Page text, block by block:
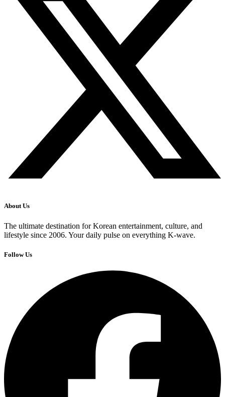
About Us
The ultimate destination for Korean entertainment, culture, and
lifestyle since 2006. Your daily pulse on everything K-wave.
Follow Us